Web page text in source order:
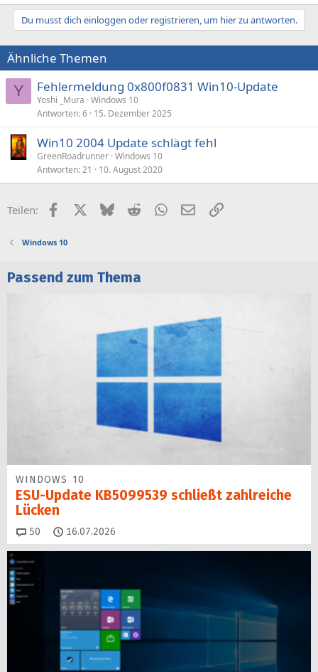
Du musst dich einloggen oder registrieren, um hier zu antworten.
Ähnliche Themen
Y Fehlermeldung 0x800f0831 Win10-Update
Yoshi _Mura Windows 10
Antworten 6 15. Dezember 2025
Win10 2004 Update schlägt fehl
GreenRoadrunner Windows 10
Antworten 21 10. August 2020
Teilen: FacebookX (Twitter)
BlueskyRedditWhatsApp
E-MailLink
Windows 10
Passend zum Thema
WINDOWS 10
ESU-Update KB5099539 schließt zahlreiche
Lücken
50 Kommentare
16.07.2026